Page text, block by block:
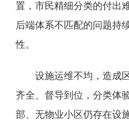
置，市民精细分类的付出
后端体系不匹配的问题持
性。
设施运维不均，造成
齐全、督导到位，分类体
部、无物业小区仍存在设